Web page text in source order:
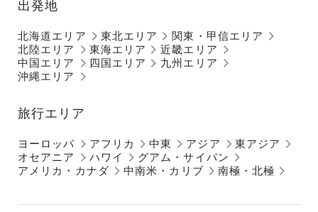
出発地
北海道エリア 東北エリア
関東・甲信エリア
北陸エリア
東海エリア
近畿エリア
中国エリア
四国エリア
九州エリア
沖縄エリア
旅行エリア
ヨーロッパ アフリカ 中東 アジア
東アジア
オセアニア
ハワイ
グアム・サイパン
アメリカ・カナダ
中南米・カリブ 南極・北極